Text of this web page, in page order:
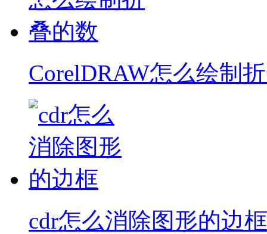
CorelDRAW怎么绘制
cdr怎么消除图形的边框